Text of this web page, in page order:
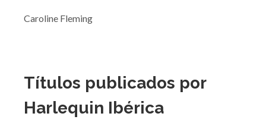
Caroline Fleming
Títulos publicados por
Harlequin Ibérica